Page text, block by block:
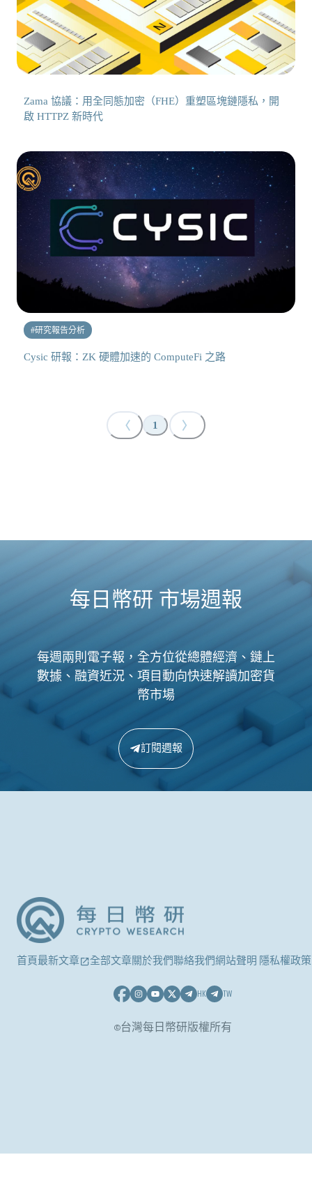
Zama 協議：用全同態加密（FHE）重塑區塊鏈隱私，開
啟 HTTPZ 新時代
#研究報告分析
Cysic 研報：ZK 硬體加速的 ComputeFi 之路
〈 1 〉
每日幣研 市場週報
每週兩則電子報，全方位從總體經濟、鏈上
數據、融資近況、項目動向快速解讀加密貨
幣市場
訂閱週報
首頁最新文章 全部文章關於我們聯絡我們網站聲明 隱私權政策
HK TW
©台灣每日幣研版權所有